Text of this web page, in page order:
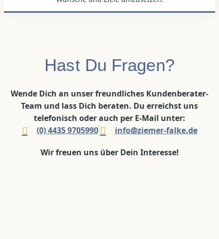
Hast Du Fragen?
Wende Dich an unser freundliches Kundenberater-
Team und lass Dich beraten. Du erreichst uns
telefonisch oder auch per E-Mail unter:
(0) 4435 9705990
info@ziemer-falke.de
Wir freuen uns über Dein Interesse!